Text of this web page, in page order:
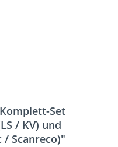
Set
/ KV) und
/ Scanreco)"